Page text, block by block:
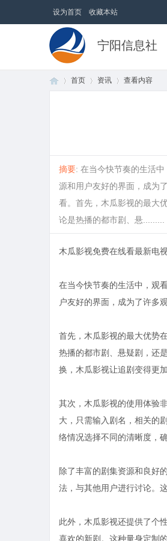
设为首页 收藏本站
宁阳信息社
首页 资讯 查看内容
摘要: 在当今快节奏的生活
源和用户友好的界面，成为
看。首先，木瓜影视的最大
论是热播的都市剧、悬.........
木瓜影视免费在线看最新电
在当今快节奏的生活中，观
户友好的界面，成为了许多
首先，木瓜影视的最大优势
热播的都市剧、悬疑剧，还
换，木瓜影视让追剧变得更加
其次，木瓜影视的使用体验
大，只需输入剧名，相关的
络情况选择不同的清晰度，
除了丰富的剧集资源和良好
法，与其他用户进行讨论。
此外，木瓜影视还提供了个
喜欢的新剧。这种量身定制